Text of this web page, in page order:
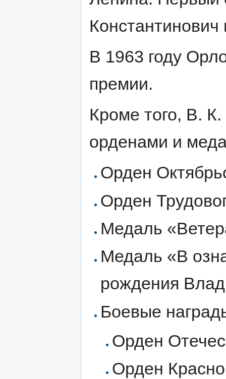
В 1963 году
премии.
Кроме того, В.
орденами и
Орден
Орден
Медаль
Медаль «В
рождения
Боевые
Орден
Орден